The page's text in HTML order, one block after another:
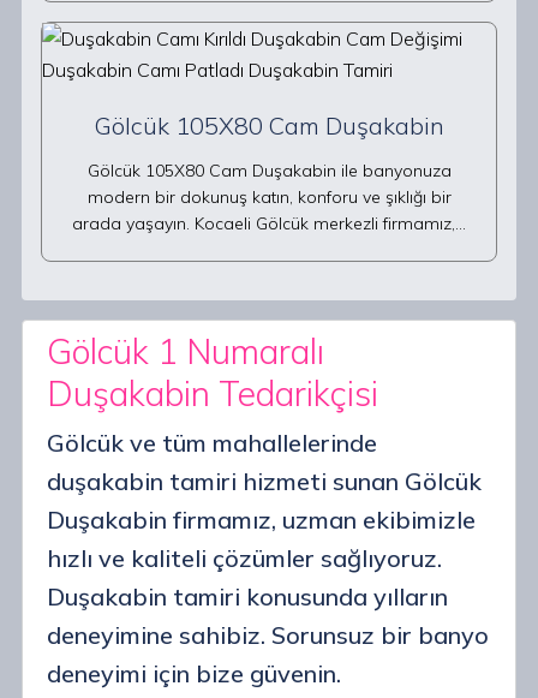
Gölcük 105X80 Cam Duşakabin
Gölcük 105X80 Cam Duşakabin ile banyonuza
modern bir dokunuş katın, konforu ve şıklığı bir
arada yaşayın. Kocaeli Gölcük merkezli firmamız,…
Gölcük 1 Numaralı
Duşakabin Tedarikçisi
Gölcük ve tüm mahallelerinde
duşakabin tamiri hizmeti sunan Gölcük
Duşakabin firmamız, uzman ekibimizle
hızlı ve kaliteli çözümler sağlıyoruz.
Duşakabin tamiri konusunda yılların
deneyimine sahibiz. Sorunsuz bir banyo
deneyimi için bize güvenin.